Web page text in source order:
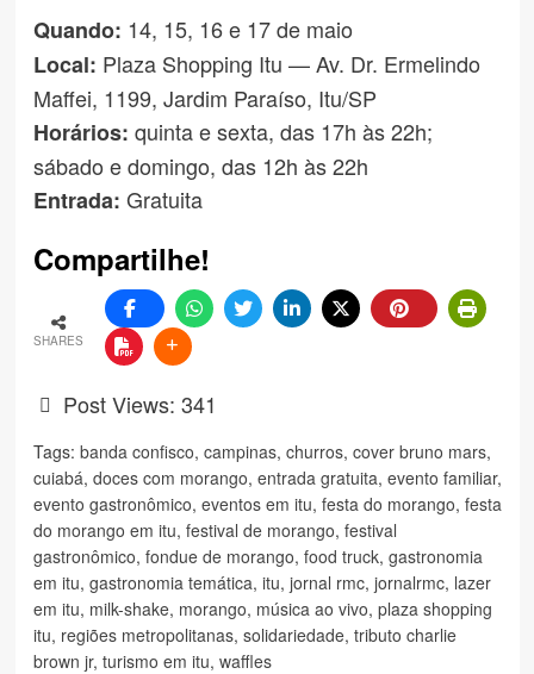
Quando: 14, 15, 16 e 17 de maio
Local: Plaza Shopping Itu — Av. Dr. Ermelindo
Maffei, 1199, Jardim Paraíso, Itu/SP
Horários: quinta e sexta, das 17h às 22h;
sábado e domingo, das 12h às 22h
Entrada: Gratuita
Compartilhe!
SHARES
Post Views: 341
Tags: banda confisco, campinas, churros, cover bruno mars,
cuiabá, doces com morango, entrada gratuita, evento familiar,
evento gastronômico, eventos em itu, festa do morango, festa
do morango em itu, festival de morango, festival
gastronômico, fondue de morango, food truck, gastronomia
em itu, gastronomia temática, itu, jornal rmc, jornalrmc, lazer
em itu, milk-shake, morango, música ao vivo, plaza shopping
itu, regiões metropolitanas, solidariedade, tributo charlie
brown jr, turismo em itu, waffles